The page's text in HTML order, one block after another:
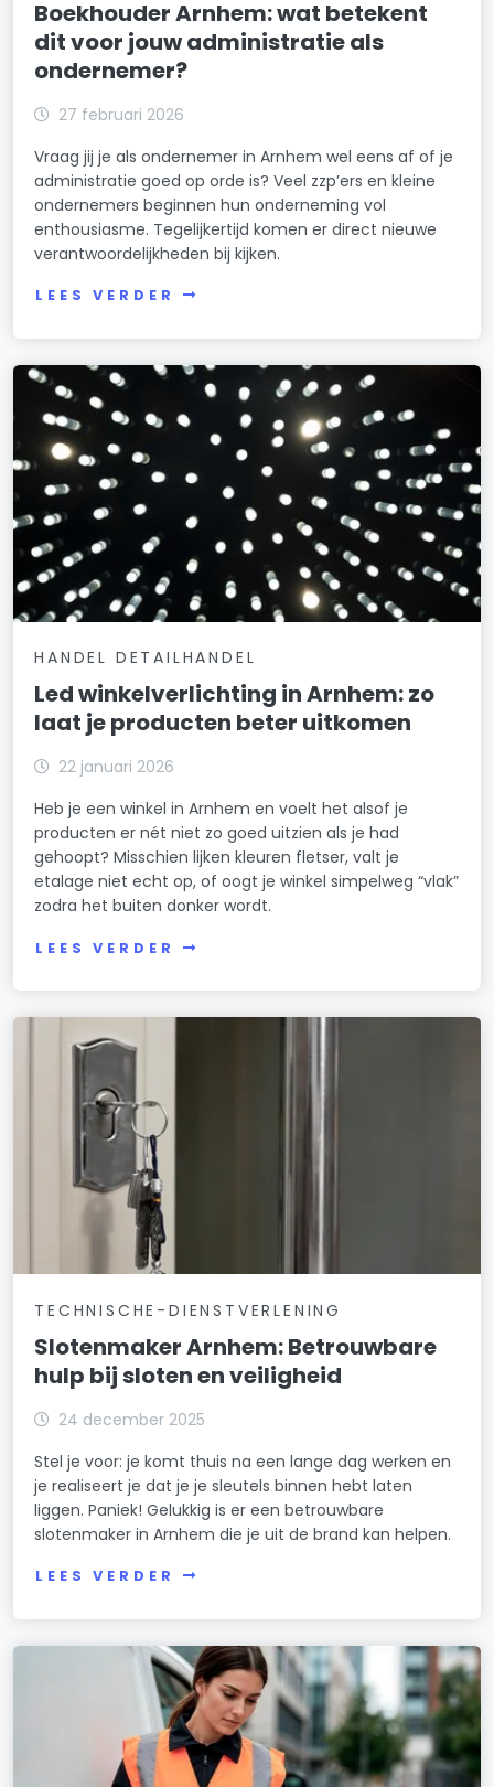
Boekhouder Arnhem: wat betekent
dit voor jouw administratie als
ondernemer?
27 februari 2026
Vraag jij je als ondernemer in Arnhem wel eens af of je
administratie goed op orde is? Veel zzp’ers en kleine
ondernemers beginnen hun onderneming vol
enthousiasme. Tegelijkertijd komen er direct nieuwe
verantwoordelijkheden bij kijken.
LEES VERDER
HANDEL DETAILHANDEL
Led winkelverlichting in Arnhem: zo
laat je producten beter uitkomen
22 januari 2026
Heb je een winkel in Arnhem en voelt het alsof je
producten er nét niet zo goed uitzien als je had
gehoopt? Misschien lijken kleuren fletser, valt je
etalage niet echt op, of oogt je winkel simpelweg “vlak”
zodra het buiten donker wordt.
LEES VERDER
TECHNISCHE-DIENSTVERLENING
Slotenmaker Arnhem: Betrouwbare
hulp bij sloten en veiligheid
24 december 2025
Stel je voor: je komt thuis na een lange dag werken en
je realiseert je dat je je sleutels binnen hebt laten
liggen. Paniek! Gelukkig is er een betrouwbare
slotenmaker in Arnhem die je uit de brand kan helpen.
LEES VERDER